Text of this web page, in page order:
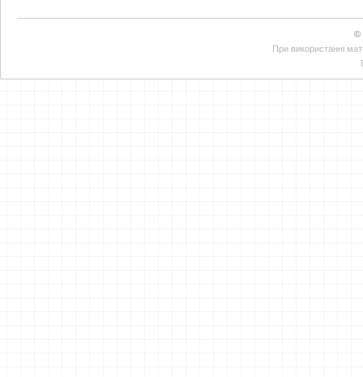
©
При використанні